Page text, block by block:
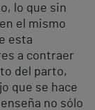
lo que sin
el mismo
esta
a contraer
del parto,
que se hace
no sólo